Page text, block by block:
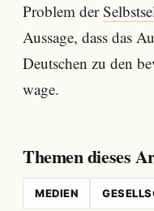
Problem der
Aussage, dass das
Deutschen zu den
wage.
Themen dieses
MEDIEN